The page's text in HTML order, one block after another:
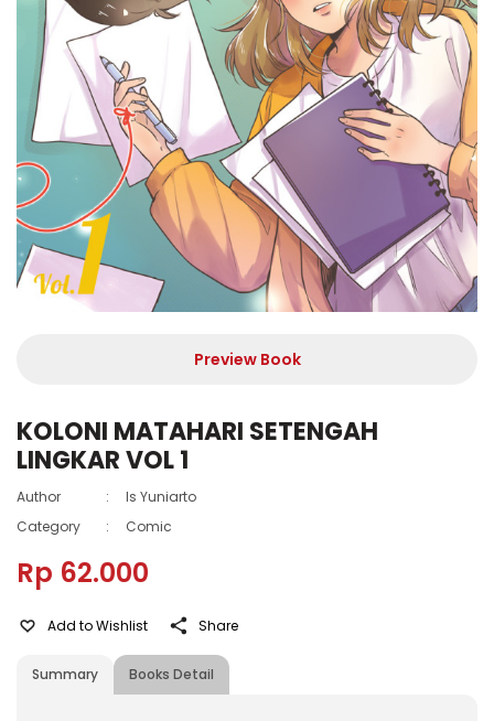
Preview Book
KOLONI MATAHARI SETENGAH
LINGKAR VOL 1
Author :
Is Yuniarto
Category
: Comic
Rp 62.000
Summary Books Detail
Add to Wishlist Share